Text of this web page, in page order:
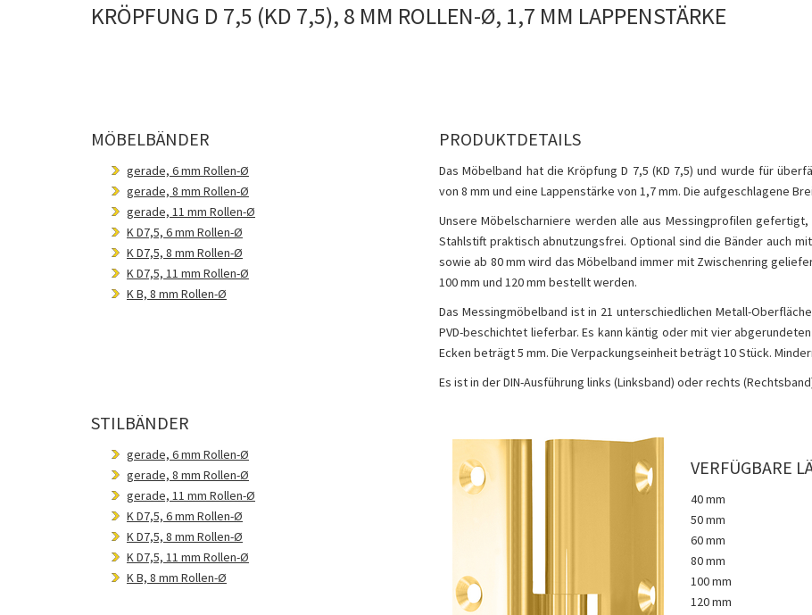
KRÖPFUNG D 7,5 (KD 7,5), 8 MM ROLLEN-Ø, 1,7 MM LAPPENSTÄRKE
MÖBELBÄNDER
gerade, 6 mm Rollen-Ø
gerade, 8 mm Rollen-Ø
gerade, 11 mm Rollen-Ø
K D7,5, 6 mm Rollen-Ø
K D7,5, 8 mm Rollen-Ø
K D7,5, 11 mm Rollen-Ø
K B, 8 mm Rollen-Ø
STILBÄNDER
gerade, 6 mm Rollen-Ø
gerade, 8 mm Rollen-Ø
gerade, 11 mm Rollen-Ø
K D7,5, 6 mm Rollen-Ø
K D7,5, 8 mm Rollen-Ø
K D7,5, 11 mm Rollen-Ø
K B, 8 mm Rollen-Ø
PRODUKTDETAILS
Das Möbelband hat die Kröpfung D 7,5 (KD 7,5) und wurde für
von 8 mm und eine Lappenstärke von 1,7 mm. Die aufgeschlagene
Unsere Möbelscharniere werden alle aus Messingprofilen
Stahlstift praktisch abnutzungsfrei. Optional sind die Bänder auch
sowie ab 80 mm wird das Möbelband immer mit Zwischenring
100 mm und 120 mm bestellt werden.
Das Messingmöbelband ist in 21 unterschiedlichen Metall-
PVD-beschichtet lieferbar. Es kann käntig oder mit vier
Ecken beträgt 5 mm. Die Verpackungseinheit beträgt 10 Stück.
Es ist in der DIN-Ausführung links (Linksband) oder rechts
VERFÜGBARE
40 mm
50 mm
60 mm
80 mm
100 mm
120 mm